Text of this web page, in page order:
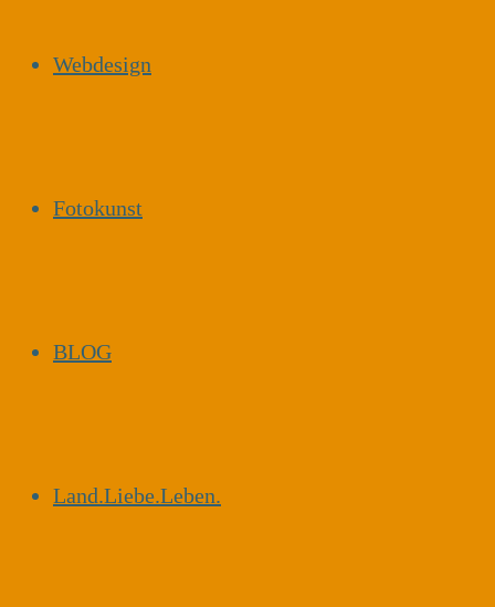
Webdesign
Fotokunst
BLOG
Land.Liebe.Leben.